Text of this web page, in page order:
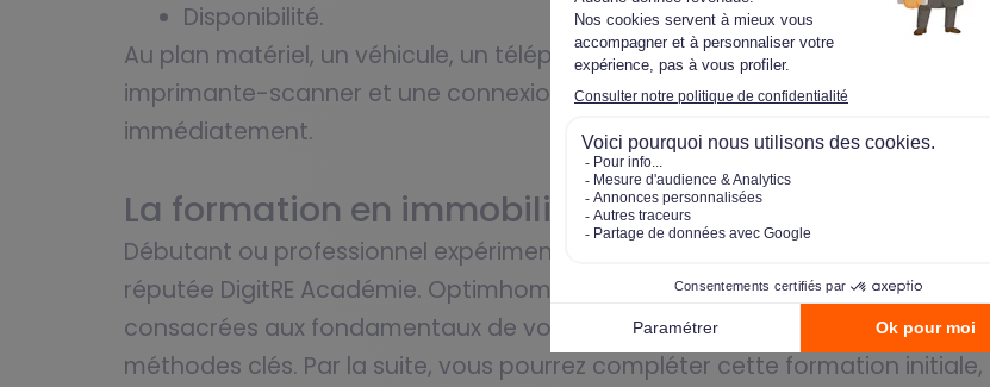
Disponibilité.
Au plan matériel, un véhicule, un téléphone mobile, un ordinateur, une
imprimante-scanner et une connexion Internet suffisent pour vous lancer
immédiatement.
La formation en immobilier Optimhome
Débutant ou professionnel expérimenté, vous rejoignez dès votre arrivée la
réputée DigitRE Académie. Optimhome vous offre 300 heures de formation
consacrées aux fondamentaux de votre métier et à la découverte de nos
méthodes clés. Par la suite, vous pourrez compléter cette formation initiale,